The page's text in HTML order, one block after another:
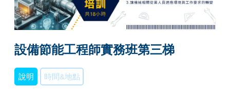
設備節能工程師實務班第三梯
說明 時間&地點